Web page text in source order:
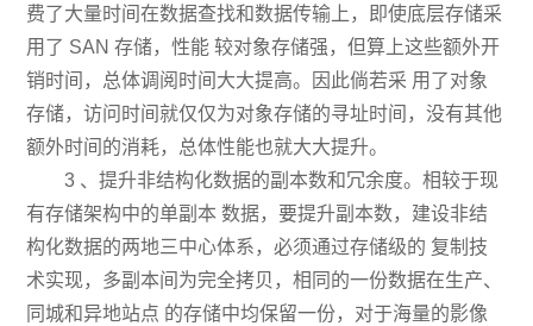
费了大量时间在数据查找和数据传输上，即使底层存储采
用了 SAN 存储，性能 较对象存储强，但算上这些额外开
销时间，总体调阅时间大大提高。因此倘若采 用了对象
存储，访问时间就仅仅为对象存储的寻址时间，没有其他
额外时间的消耗，总体性能也就大大提升。
3 、提升非结构化数据的副本数和冗余度。相较于现
有存储架构中的单副本 数据，要提升副本数，建设非结
构化数据的两地三中心体系，必须通过存储级的 复制技
术实现，多副本间为完全拷贝，相同的一份数据在生产、
同城和异地站点 的存储中均保留一份，对于海量的影像